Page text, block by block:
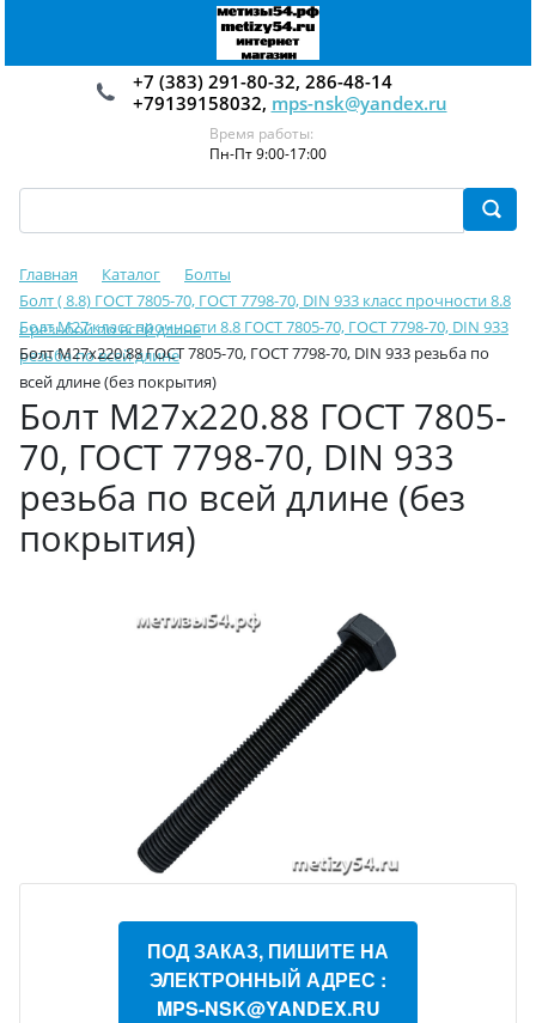
+7 (383) 291-80-32, 286-48-14
+79139158032, mps-nsk@yandex.ru
Время работы:
Пн-Пт 9:00-17:00
Главная Каталог
Болты
Болт ( 8.8) ГОСТ 7805-70, ГОСТ 7798-70, DIN 933 класс прочности 8.8
с резьбой по всей длине
Болт М27 класс прочности 8.8 ГОСТ 7805-70, ГОСТ 7798-70, DIN 933
резьба по всей длине
Болт М27х220.88 ГОСТ 7805-70, ГОСТ 7798-70, DIN 933 резьба по
всей длине (без покрытия)
Болт М27х220.88 ГОСТ 7805-
70, ГОСТ 7798-70, DIN 933
резьба по всей длине (без
покрытия)
ПОД ЗАКАЗ, ПИШИТЕ НА
ЭЛЕКТРОННЫЙ АДРЕС :
MPS-NSK@YANDEX.RU